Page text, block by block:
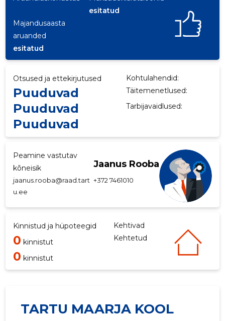
esitatud
Majandusaasta
aruanded
esitatud
Otsused ja ettekirjutused Kohtulahendid:
Puuduvad Täitemenetlused:
Puuduvad Tarbijavaidlused:
Puuduvad
Peamine vastutav
kõneisik
Jaanus Rooba
jaanus.rooba@raad.tart
u.ee
+372 7461010
Kinnistud ja hüpoteegid Kehtivad
0 kinnistut Kehtetud
0 kinnistut
TARTU MAARJA KOOL